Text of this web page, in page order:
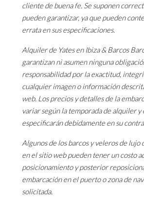
cliente de buena fe. Se suponen
pueden garantizar, ya que pueden
errata en sus especificaciones.
Alquiler de Yates en Ibiza & Barcos
garantizan ni asumen ninguna
responsabilidad por la exactitud,
cualquier imagen o información
web. Los precios y detalles de la
variar según la temporada de alquiler y
especificarán debidamente en su
Algunos de los barcos y veleros de lujo
en el sitio web pueden tener un costo
posicionamiento y posterior
embarcación en el puerto o zona de
solicitada.